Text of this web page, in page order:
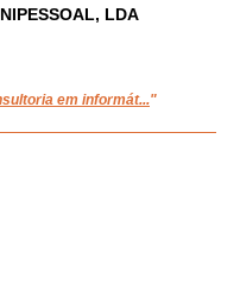
LDA
em informát..."